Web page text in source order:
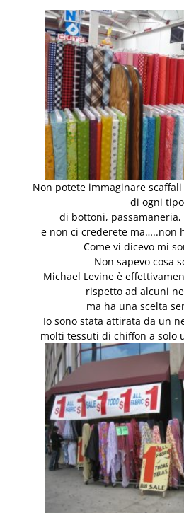
Non potete immaginare
di ogni
di bottoni,
e non ci crederete ma…..non
Come vi dicevo mi
Non sapevo cosa
Michael Levine è
rispetto ad alcuni
ma ha una scelta
Io sono stata attirata da un
molti tessuti di chiffon a solo